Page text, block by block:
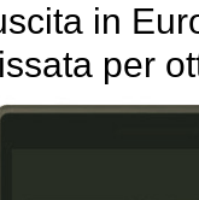
in
per